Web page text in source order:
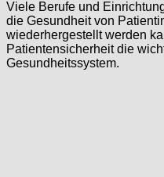
Viele Berufe und
die Gesundheit von
wiederhergestellt werden
Patientensicherheit die
Gesundheitssystem.